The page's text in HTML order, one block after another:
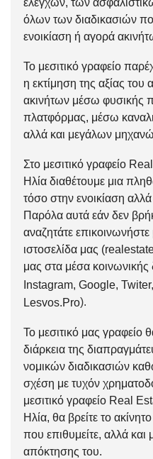
ελέγχων, των
όλων των διαδικασιών
ενοικίαση ή αγορά
Το μεσιτικό γραφείο
η εκτίμηση της αξίας
ακινήτων μέσω φυσικής
πλατφόρμας, μέσω
αλλά και μεγάλων
Στο μεσιτικό γραφείο
Ηλία διαθέτουμε μια
τόσο στην ενοικίαση αλλά
Παρόλα αυτά εάν δεν
αναζητάτε επικοινωνήστε
ιστοσελίδα μας (
μας στα μέσα
Instagram, Google, Twiter,
Lesvos.Pro).
Το μεσιτικό μας γραφείο
διάρκεια της
νομικών διαδικασιών
σχέση με τυχόν
μεσιτικό γραφείο Real
Ηλία, θα βρείτε το
που επιθυμείτε, αλλά και
απόκτησης του.